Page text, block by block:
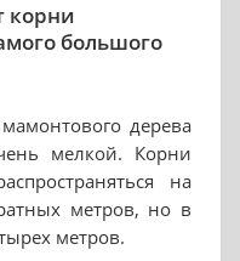
корни
большого
дерева
мелкой. Корни
на
метров, но в
метров.